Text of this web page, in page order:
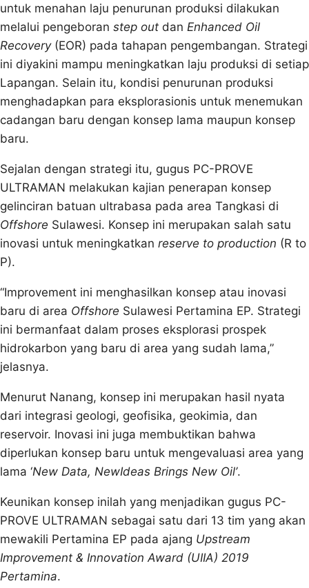
untuk menahan laju penurunan produksi dilakukan
melalui pengeboran step out dan Enhanced Oil
Recovery(EOR) pada tahapan pengembangan. Strategi
ini diyakini mampu meningkatkan laju produksi di setiap
Lapangan. Selain itu, kondisi penurunan produksi
menghadapkan para eksplorasionis untuk menemukan
cadangan baru dengan konsep lama maupun konsep
baru.
Sejalan dengan strategi itu, gugus PC-PROVE
ULTRAMAN melakukan kajian penerapan konsep
gelinciran batuan ultrabasa pada area Tangkasi di
Offshore Sulawesi. Konsep ini merupakan salah satu
inovasi untuk meningkatkan reserve to production (R to
P).
“Improvement ini menghasilkan konsep atau inovasi
baru di area Offshore Sulawesi Pertamina EP. Strategi
ini bermanfaat dalam proses eksplorasi prospek
hidrokarbon yang baru di area yang sudah lama,”
jelasnya.
Menurut Nanang, konsep ini merupakan hasil nyata
dari integrasi geologi, geofisika, geokimia, dan
reservoir. Inovasi ini juga membuktikan bahwa
diperlukan konsep baru untuk mengevaluasi area yang
lama ‘New Data, NewIdeas Brings New Oil’.
Keunikan konsep inilah yang menjadikan gugus PC-
PROVE ULTRAMAN sebagai satu dari 13 tim yang akan
mewakili Pertamina EP pada ajang Upstream
Improvement & Innovation Award (UIIA) 2019
Pertamina.